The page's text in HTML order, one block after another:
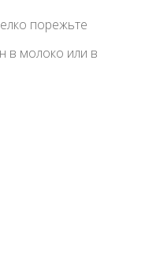
порежьте
в молоко или в